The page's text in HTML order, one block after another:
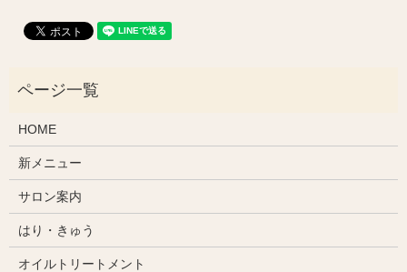
HOME
新メニュー
サロン案内
はり・きゅう
オイルトリートメント